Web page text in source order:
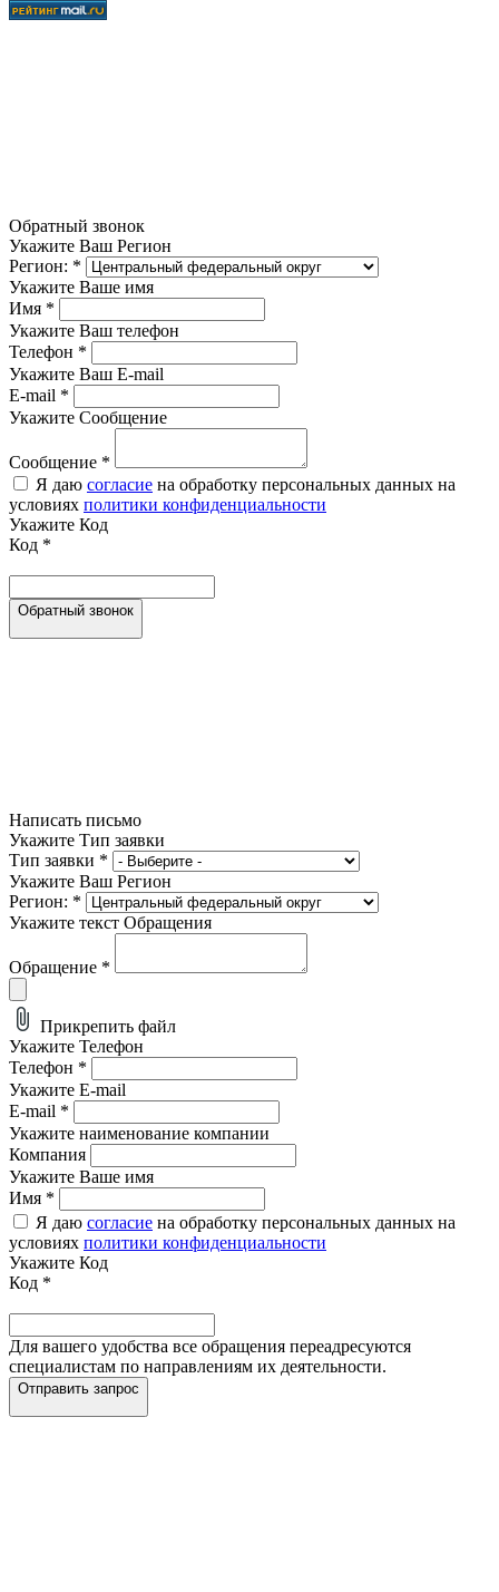
Обратный звонок
Укажите Ваш Регион
Регион: *
Укажите Ваше имя
Имя *
Укажите Ваш телефон
Телефон *
Укажите Ваш E-mail
E-mail *
Укажите Сообщение
Сообщение *
Я даю согласие на обработку персональных данных на
условиях политики конфиденциальности
Укажите Код
Код *
Обратный звонок
Написать письмо
Укажите Тип заявки
Тип заявки *
Укажите Ваш Регион
Регион: *
Укажите текст Обращения
Обращение *
Прикрепить файл
Укажите Телефон
Телефон *
Укажите E-mail
E-mail *
Укажите наименование компании
Компания
Укажите Ваше имя
Имя *
Я даю согласие на обработку персональных данных на
условиях политики конфиденциальности
Укажите Код
Код *
Для вашего удобства все обращения переадресуются
специалистам по направлениям их деятельности.
Отправить запрос